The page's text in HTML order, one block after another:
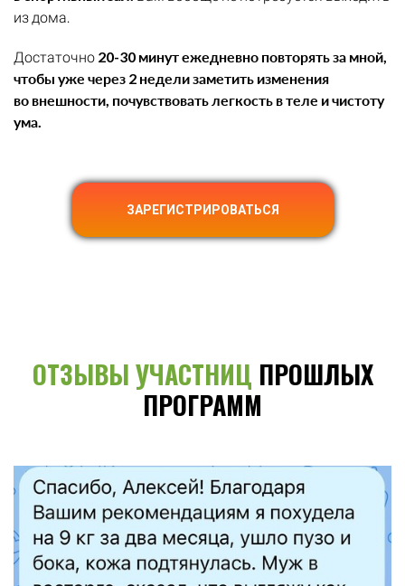
из дома.
Достаточно 20-30 минут ежедневно повторять за мной,
чтобы уже через 2 недели заметить изменения
во внешности, почувствовать легкость в теле и чистоту
ума.
ЗАРЕГИСТРИРОВАТЬСЯ
ОТЗЫВЫ УЧАСТНИЦ ПРОШЛЫХ
ПРОГРАММ